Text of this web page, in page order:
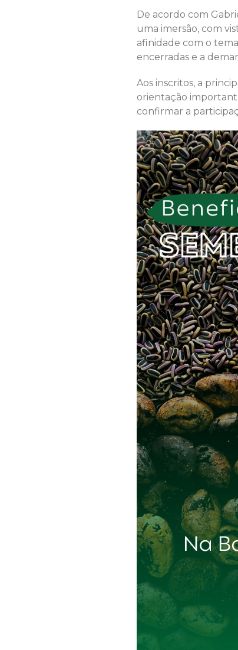
De acordo com
uma imersão, com
afinidade com o
encerradas e a
Aos inscritos, a
orientação
confirmar a